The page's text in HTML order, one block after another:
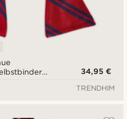
34,95 €
TRENDHIM